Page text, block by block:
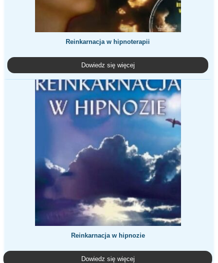
Reinkarnacja w hipnoterapii
Dowiedz się więcej
Reinkarnacja w hipnozie
Dowiedz się więcej